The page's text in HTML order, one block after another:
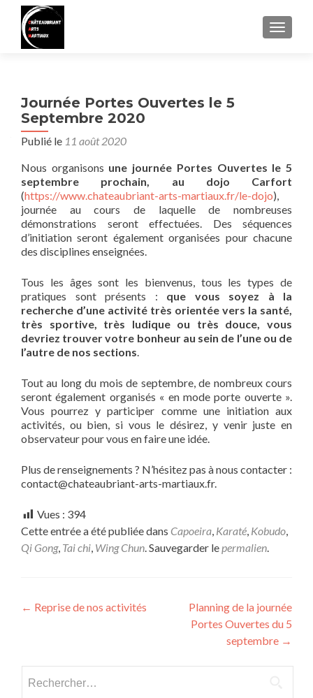
Journée Portes Ouvertes le 5
Septembre 2020
Publié le 11 août 2020
Nous organisons une journée Portes Ouvertes le 5
septembre prochain, au dojo Carfort
(https://www.chateaubriant-arts-martiaux.fr/le-dojo),
journée au cours de laquelle de nombreuses
démonstrations seront effectuées. Des séquences
d’initiation seront également organisées pour chacune
des disciplines enseignées.
Tous les âges sont les bienvenus, tous les types de
pratiques sont présents : que vous soyez à la
recherche d’une activité très orientée vers la santé,
très sportive, très ludique ou très douce, vous
devriez trouver votre bonheur au sein de l’une ou de
l’autre de nos sections.
Tout au long du mois de septembre, de nombreux cours
seront également organisés « en mode porte ouverte ».
Vous pourrez y participer comme une initiation aux
activités, ou bien, si vous le désirez, y venir juste en
observateur pour vous en faire une idée.
Plus de renseignements ? N’hésitez pas à nous contacter :
contact@chateaubriant-arts-martiaux.fr.
Vues : 394
Cette entrée a été publiée dans Capoeira, Karaté, Kobudo,
Qi Gong, Tai chi, Wing Chun. Sauvegarder lepermalien.
Navigation
← Reprise de nos activités
Planning de la journée
Portes Ouvertes du 5
septembre →